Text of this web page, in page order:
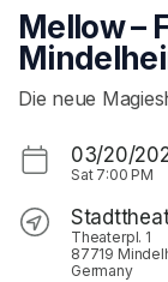
Mellow –
Die neue
03/20/
Sat 7:00 PM
Theaterpl. 1
87719
Germany